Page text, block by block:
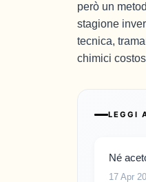
però un
stagione
tecnica,
chimici
LEGGI
Né
17 Apr